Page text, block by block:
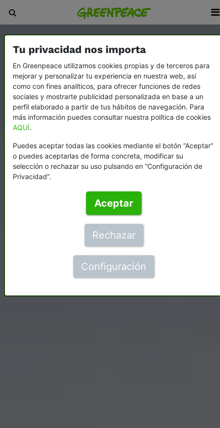
Tu privacidad nos importa
En Greenpeace utilizamos cookies propias y de terceros para
mejorar y personalizar tu experiencia en nuestra web, así
como con fines analíticos, para ofrecer funciones de redes
sociales y mostrarte publicidad personalizada en base a un
perfil elaborado a partir de tus hábitos de navegación. Para
más información puedes consultar nuestra política de cookies
AQUÍ.
Puedes aceptar todas las cookies mediante el botón “Aceptar”
o puedes aceptarlas de forma concreta, modificar su
selección o rechazar su uso pulsando en “Configuración de
Privacidad”.
Aceptar
Rechazar
Configuración